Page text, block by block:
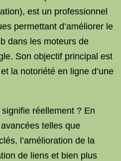
est un professionnel
permettant d’améliorer le
dans les moteurs de
Son objectif principal est
la notoriété en ligne d’une
réellement ? En
telles que
l’amélioration de la
de liens et bien plus